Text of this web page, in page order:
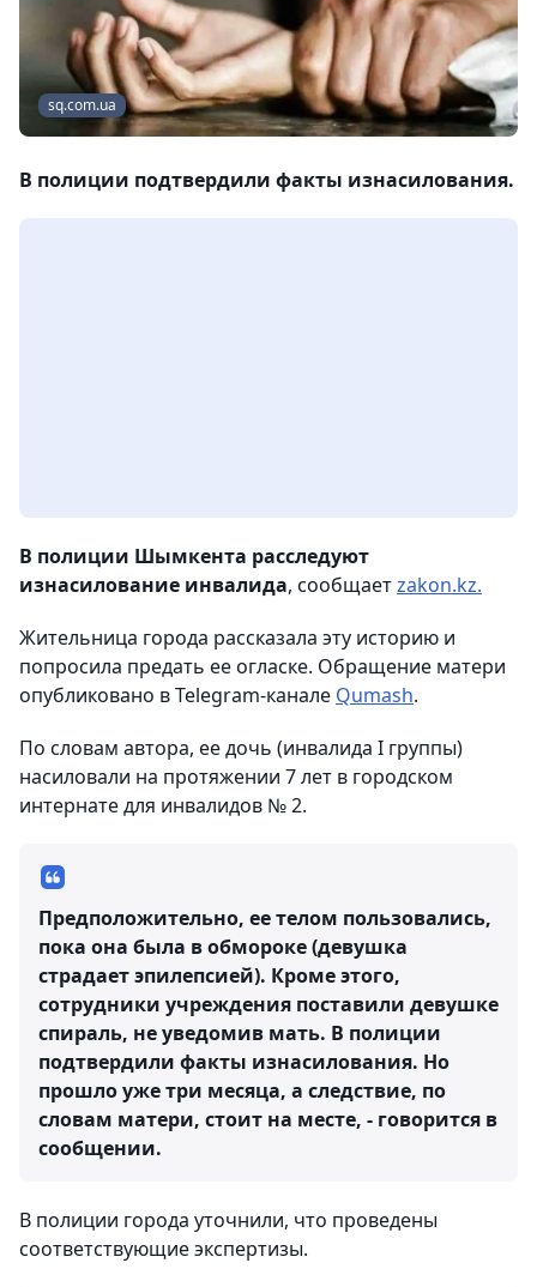
sq.com.ua
В полиции подтвердили факты изнасилования.
В полиции Шымкента расследуют
изнасилование инвалида, сообщаетzakon.kz.
Жительница города рассказала эту историю и
попросила предать ее огласке. Обращение матери
опубликовано в Telegram-канале Qumash.
По словам автора, ее дочь (инвалида І группы)
насиловали на протяжении 7 лет в городском
интернате для инвалидов № 2.
Предположительно, ее телом пользовались,
пока она была в обмороке (девушка
страдает эпилепсией). Кроме этого,
сотрудники учреждения поставили девушке
спираль, не уведомив мать. В полиции
подтвердили факты изнасилования. Но
прошло уже три месяца, а следствие, по
словам матери, стоит на месте, - говорится в
сообщении.
В полиции города уточнили, что проведены
соответствующие экспертизы.